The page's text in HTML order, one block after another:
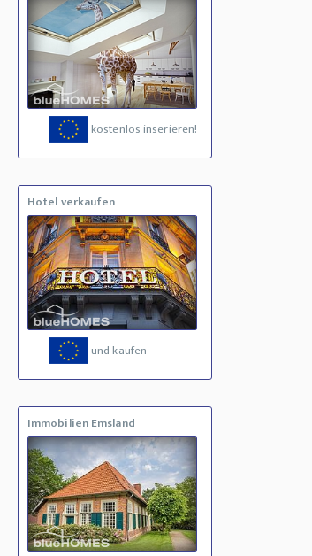
kostenlos inserieren!
Hotel verkaufen
und kaufen
Immobilien Emsland